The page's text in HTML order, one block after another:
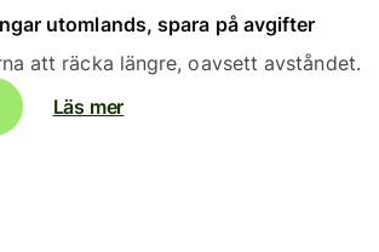
utomlands, spara på avgifter
att räcka längre, oavsett avståndet.
Läs mer